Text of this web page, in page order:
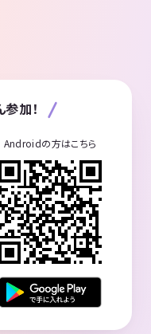
加！
Androidの方はこちら